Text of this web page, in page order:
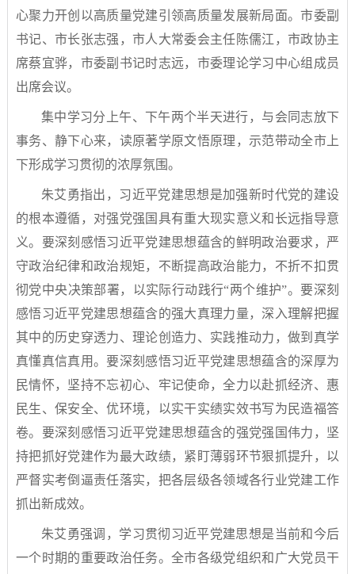
心聚力开创以高质量党建引领高质量发展新局面。市委副
书记、市长张志强，市人大常委会主任陈儒江，市政协主
席蔡宜骅，市委副书记时志远，市委理论学习中心组成员
出席会议。
集中学习分上午、下午两个半天进行，与会同志放下
事务、静下心来，读原著学原文悟原理，示范带动全市上
下形成学习贯彻的浓厚氛围。
朱艾勇指出，习近平党建思想是加强新时代党的建设
的根本遵循，对强党强国具有重大现实意义和长远指导意
义。要深刻感悟习近平党建思想蕴含的鲜明政治要求，严
守政治纪律和政治规矩，不断提高政治能力，不折不扣贯
彻党中央决策部署，以实际行动践行“两个维护”。要深刻
感悟习近平党建思想蕴含的强大真理力量，深入理解把握
其中的历史穿透力、理论创造力、实践推动力，做到真学
真懂真信真用。要深刻感悟习近平党建思想蕴含的深厚为
民情怀，坚持不忘初心、牢记使命，全力以赴抓经济、惠
民生、保安全、优环境，以实干实绩实效书写为民造福答
卷。要深刻感悟习近平党建思想蕴含的强党强国伟力，坚
持把抓好党建作为最大政绩，紧盯薄弱环节狠抓提升，以
严督实考倒逼责任落实，把各层级各领域各行业党建工作
抓出新成效。
朱艾勇强调，学习贯彻习近平党建思想是当前和今后
一个时期的重要政治任务。全市各级党组织和广大党员干